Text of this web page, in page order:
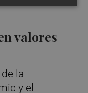
valores
la
y el